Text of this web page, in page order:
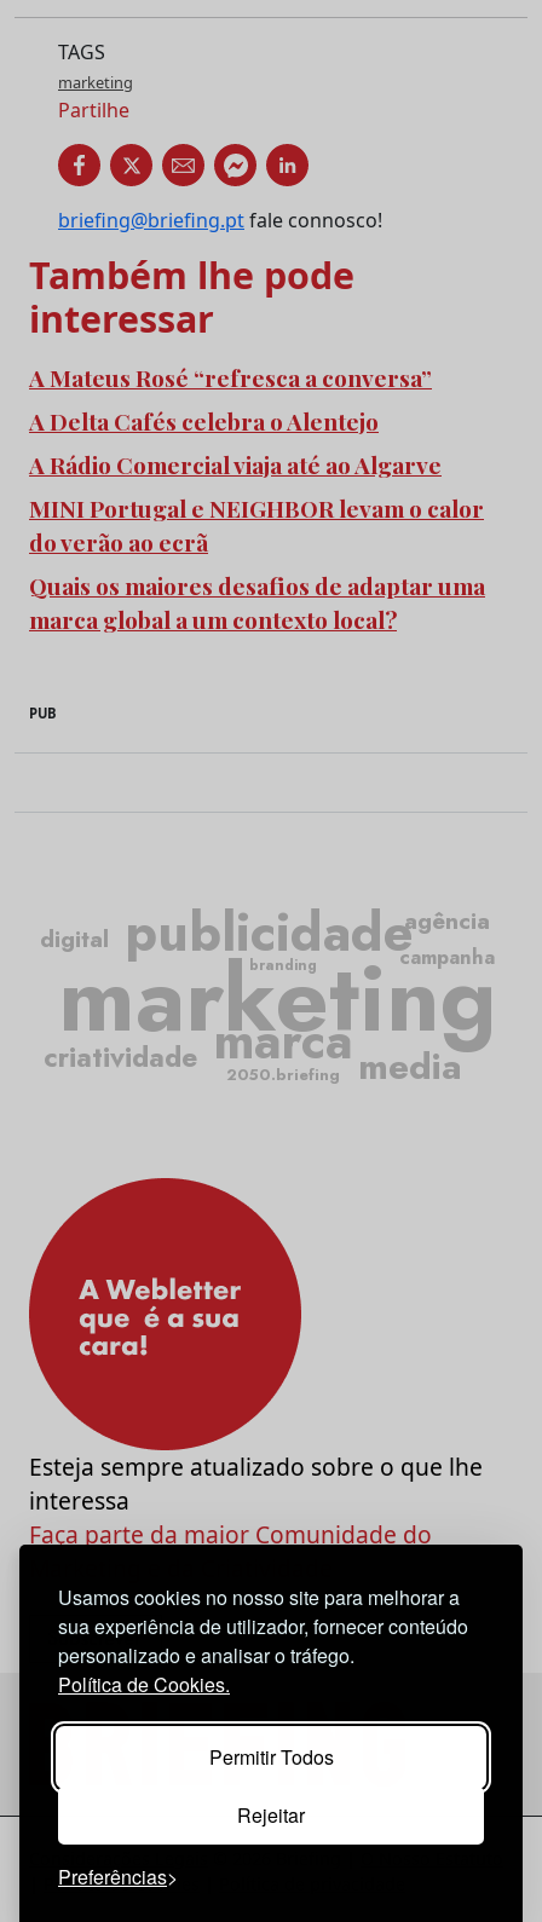
Usamos cookies no nosso site para melhorar a
sua experiência de utilizador, fornecer conteúdo
personalizado e analisar o tráfego.
Política de Cookies.
Permitir Todos
Rejeitar
Preferências
TAGS
marketing
Partilhe
briefing@briefing.ptfale connosco!
Também lhe pode
interessar
A Mateus Rosé “refresca a conversa”
A Delta Cafés celebra o Alentejo
A Rádio Comercial viaja até ao Algarve
MINI Portugal e NEIGHBOR levam o calor
do verão ao ecrã
Quais os maiores desafios de adaptar uma
marca global a um contexto local?
PUB
marketing
publicidade
marca
criatividade
campanha
media
agência
digital
2050.briefing
branding
Esteja sempre atualizado sobre o que lhe
interessa
Faça parte da maior Comunidade do
Política de Cookies